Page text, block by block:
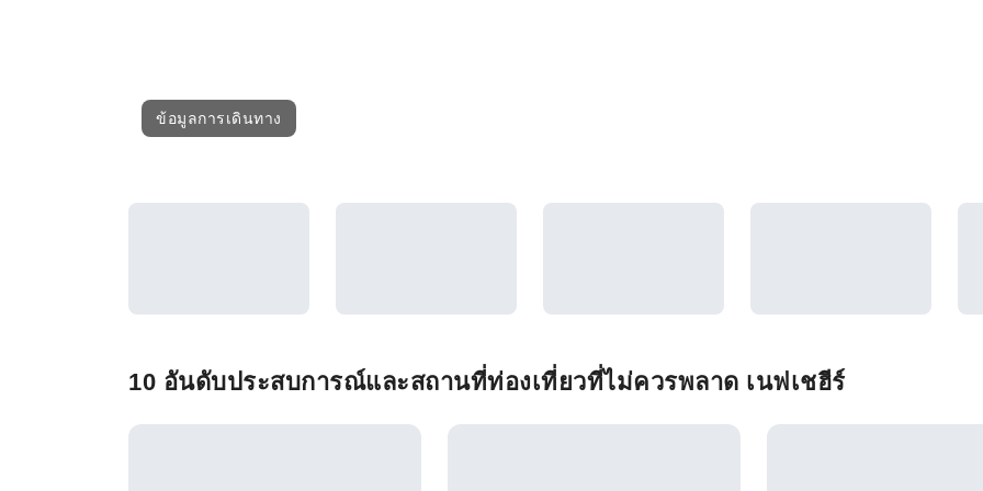
ข้อมูลการเดินทาง
10 อันดับประสบการณ์และสถานที่ท่องเที่ยวที่ไม่ควรพลาด เนฟเชฮีร์